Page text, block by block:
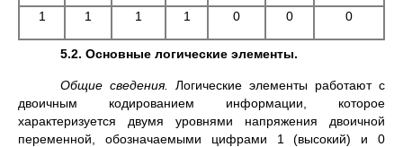
1 1 1 1 0 0 0
5.2. Основные логические элементы.
Общие сведения.
Логические элементы работают с
двоичным кодированием информации, которое
характеризуется двумя уровнями напряжения двоичной
переменной, обозначаемыми цифрами 1 (высокий) и 0